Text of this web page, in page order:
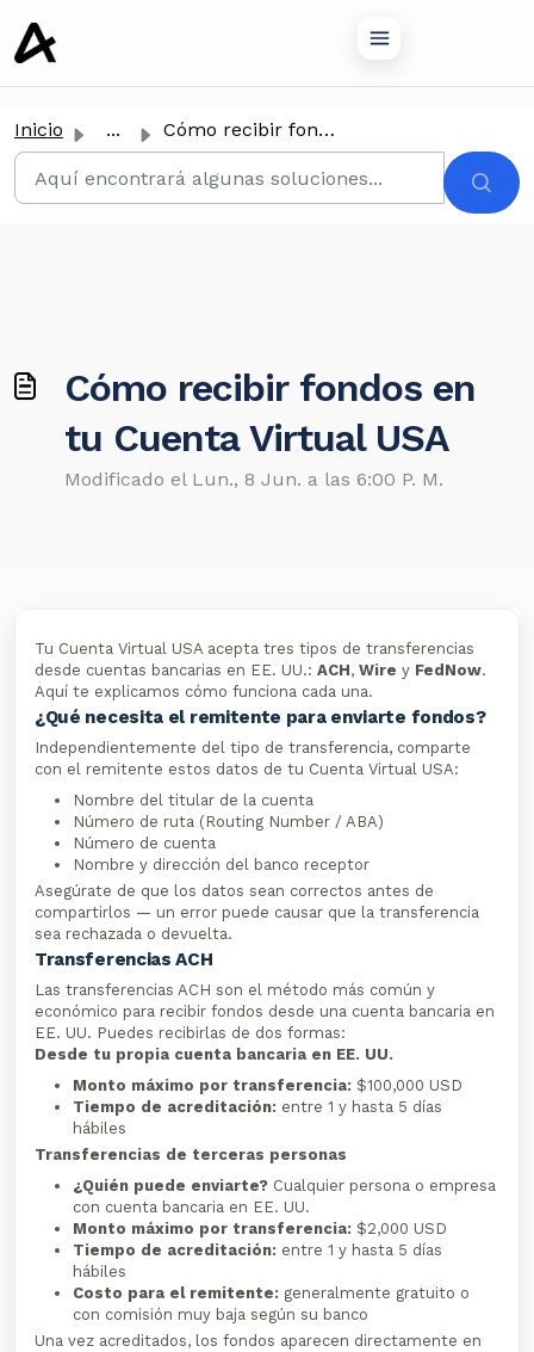
principal
Inicio ... Cómo recibir fondos en tu Cuenta Virtual USA
Cómo recibir fondos en
tu Cuenta Virtual USA
Modificado el Lun., 8 Jun. a las 6:00 P. M.
Tu Cuenta Virtual USA acepta tres tipos de transferencias
desde cuentas bancarias en EE. UU.: ACH, Wire y FedNow.
Aquí te explicamos cómo funciona cada una.
¿Qué necesita el remitente para enviarte fondos?
Independientemente del tipo de transferencia, comparte
con el remitente estos datos de tu Cuenta Virtual USA:
Nombre del titular de la cuenta
Número de ruta (Routing Number / ABA)
Número de cuenta
Nombre y dirección del banco receptor
Asegúrate de que los datos sean correctos antes de
compartirlos — un error puede causar que la transferencia
sea rechazada o devuelta.
Transferencias ACH
Las transferencias ACH son el método más común y
económico para recibir fondos desde una cuenta bancaria en
EE. UU. Puedes recibirlas de dos formas:
Desde tu propia cuenta bancaria en EE. UU.
Monto máximo por transferencia: $100,000 USD
Tiempo de acreditación: entre 1 y hasta 5 días
hábiles
Transferencias de terceras personas
¿Quién puede enviarte? Cualquier persona o empresa
con cuenta bancaria en EE. UU.
Monto máximo por transferencia: $2,000 USD
Tiempo de acreditación: entre 1 y hasta 5 días
hábiles
Costo para el remitente: generalmente gratuito o
con comisión muy baja según su banco
Una vez acreditados, los fondos aparecen directamente en